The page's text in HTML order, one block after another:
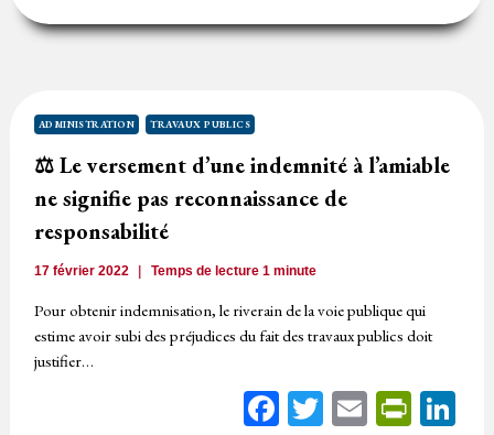
EN
RESPONSABILITÉ
EST
PRÉCÉDÉE
CONCLUSIONS
INDEMNITAIRES
ADMINISTRATION TRAVAUX PUBLICS
⚖️ Le versement d’une indemnité à l’amiable
ne signifie pas reconnaissance de
responsabilité
17 février 2022 Temps de lecture1 minute
Pour obtenir indemnisation, le riverain de la voie publique qui
estime avoir subi des préjudices du fait des travaux publics doit
justifier…
Facebook
Twitter
Email